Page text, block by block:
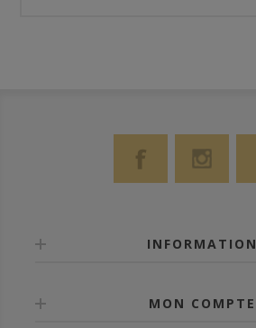
INFORMATION
MON COMPTE